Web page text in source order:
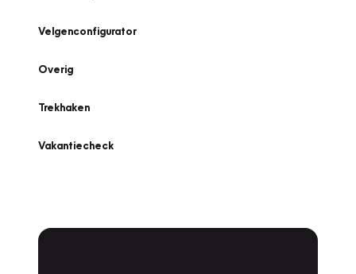
Velgenconfigurator
Overig
Trekhaken
Vakantiecheck